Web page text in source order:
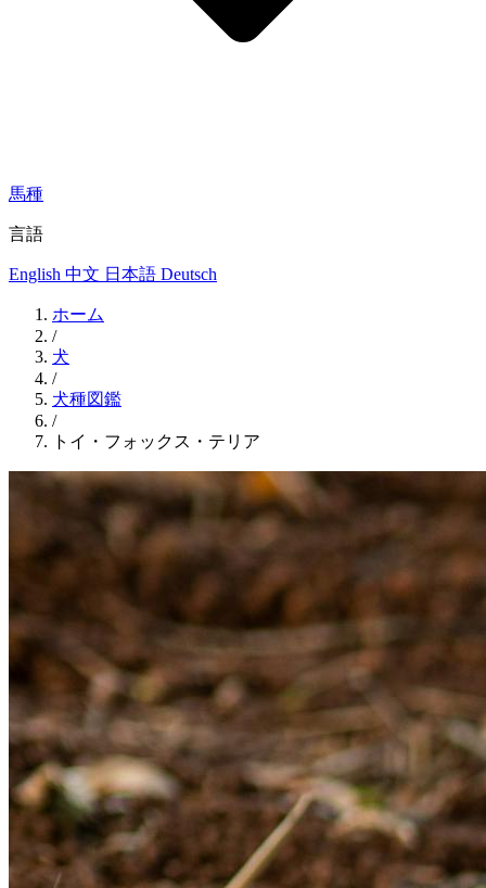
馬種
言語
English 中文 日本語 Deutsch
ホーム
/
犬
/
犬種図鑑
/
トイ・フォックス・テリア